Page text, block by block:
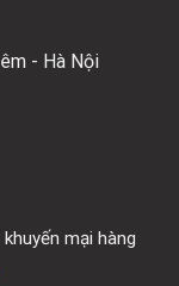
- Hà Nội
mại hàng